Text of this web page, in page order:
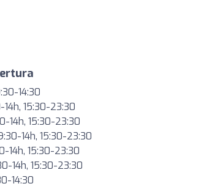
14:30
15:30-23:30
14h, 15:30-23:30
14h, 15:30-23:30
14h, 15:30-23:30
14h, 15:30-23:30
14:30